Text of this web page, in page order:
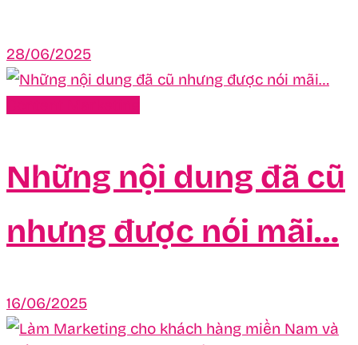
28/06/2025
Những nội dung đã cũ
nhưng được nói mãi…
16/06/2025